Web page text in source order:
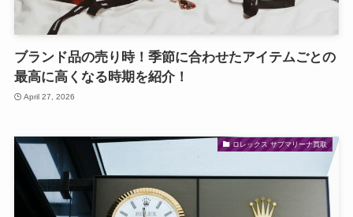
ブランド品の売り時！季節に合わせたアイテムごとの
最高に高くなる時期を紹介！
April 27, 2026
ロレックス サブマリーナ買取